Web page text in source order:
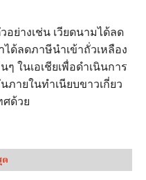
อย่างเช่น เวียดนามได้ลด
ด้ลดภาษีนำเข้าถั่วเหลือง
ๆ ในเอเชียเพื่อดำเนินการ
ภายในทำเนียบขาวเกี่ยว
ศด้วย
ด